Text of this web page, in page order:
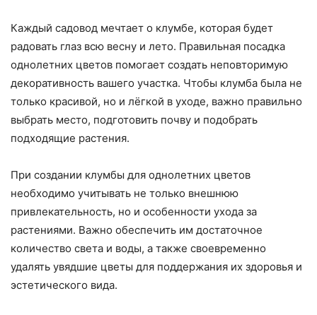
Каждый садовод мечтает о клумбе, которая будет
радовать глаз всю весну и лето. Правильная посадка
однолетних цветов помогает создать неповторимую
декоративность вашего участка. Чтобы клумба была не
только красивой, но и лёгкой в уходе, важно правильно
выбрать место, подготовить почву и подобрать
подходящие растения.
При создании клумбы для однолетних цветов
необходимо учитывать не только внешнюю
привлекательность, но и особенности ухода за
растениями. Важно обеспечить им достаточное
количество света и воды, а также своевременно
удалять увядшие цветы для поддержания их здоровья и
эстетического вида.